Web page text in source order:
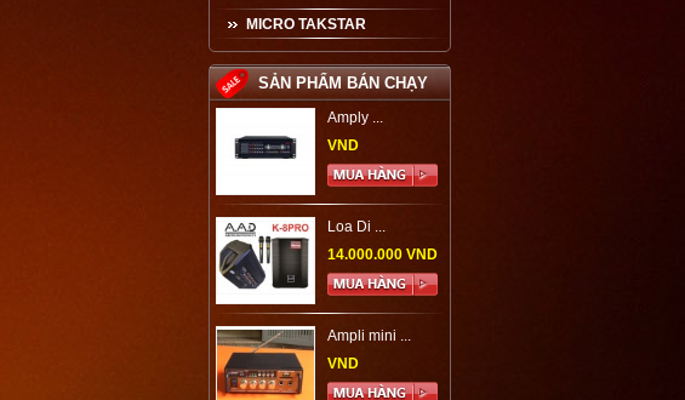
MICRO TAKSTAR
SẢN PHẨM BÁN CHẠY
Amply ...
VND
Loa Di ...
14.000.000 VND
Ampli mini ...
VND